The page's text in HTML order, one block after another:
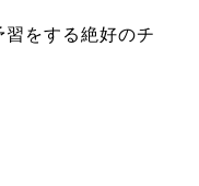
をする絶好のチ